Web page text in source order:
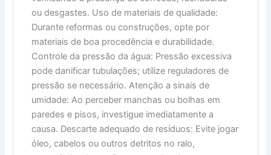
ou desgastes. Uso de materiais de qualidade:
Durante reformas ou construções, opte por
materiais de boa procedência e durabilidade.
Controle da pressão da água: Pressão excessiva
pode danificar tubulações; utilize reguladores de
pressão se necessário. Atenção a sinais de
umidade: Ao perceber manchas ou bolhas em
paredes e pisos, investigue imediatamente a
causa. Descarte adequado de resíduos: Evite jogar
óleo, cabelos ou outros detritos no ralo,